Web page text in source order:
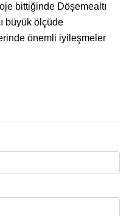
bittiğinde Döşemealtı
büyük ölçüde
önemli iyileşmeler